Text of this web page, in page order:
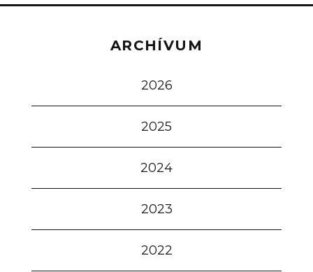
ARCHÍVUM
2026
2025
2024
2023
2022